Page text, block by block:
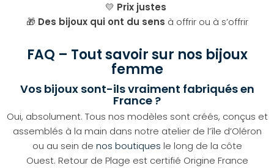
💛 Prix justes
🎁 Des bijoux qui ont du sens à offrir ou à s’offrir
FAQ – Tout savoir sur nos bijoux
femme
Vos bijoux sont-ils vraiment fabriqués en
France ?
Oui, absolument. Tous nos modèles sont créés, conçus et
assemblés à la main dans notre atelier de l’île d’Oléron
ou au sein de nos boutiques le long de la côte
Ouest. Retour de Plage est certifié Origine France